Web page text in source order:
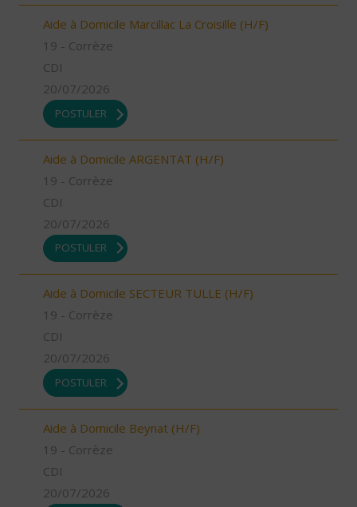
Aide à Domicile Marcillac La Croisille (H/F)
19 - Corrèze
CDI
20/07/2026
POSTULER
Aide à Domicile ARGENTAT (H/F)
19 - Corrèze
CDI
20/07/2026
POSTULER
Aide à Domicile SECTEUR TULLE (H/F)
19 - Corrèze
CDI
20/07/2026
POSTULER
Aide à Domicile Beynat (H/F)
19 - Corrèze
CDI
20/07/2026